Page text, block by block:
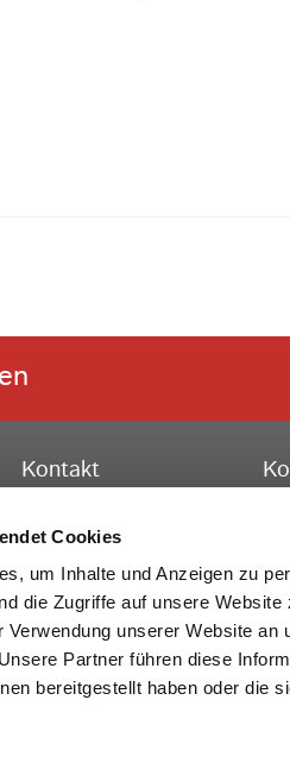
Cookies
um Inhalte und Anzeigen zu
die Zugriffe auf unsere
Verwendung unserer Website
Partner führen diese
bereitgestellt haben oder die
Kontakt
Geschäftsstelle Frankfurt
60528 Frankfurt am Main
Telefon:069 6773772-0
Fax: 069 6773772-99
E-Mail:info@htv-online.de E-